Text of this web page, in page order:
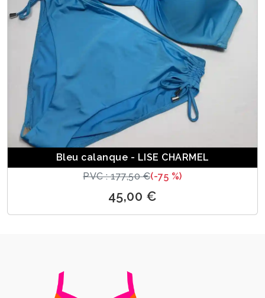
Bleu calanque - LISE CHARMEL
PVC : 177,50 €(-75 %)
45,00 €